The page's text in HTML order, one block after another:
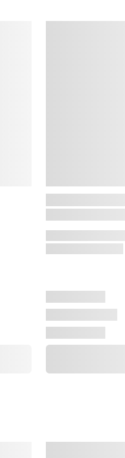
No. 5 karaflen fra Holmegaard er